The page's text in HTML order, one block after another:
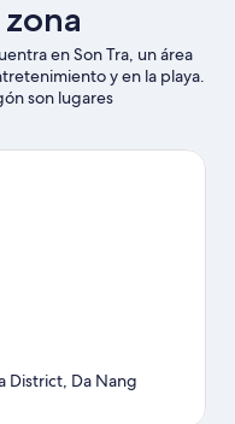
en Son Tra, un área
y en la playa.
son lugares
ir de compras pueden
Khe y Museo de
District, Da Nang